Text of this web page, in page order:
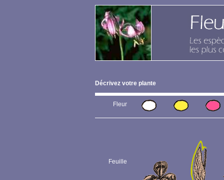
Décrivez votre plante
Fleur
Feuille